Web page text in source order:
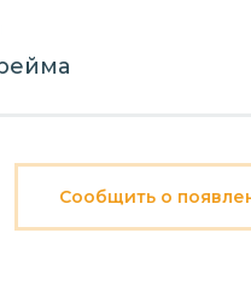
Сообщить о